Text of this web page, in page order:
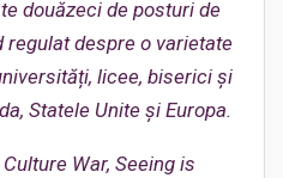
douăzeci de posturi de
regulat despre o varietate
licee, biserici și
Statele Unite și Europa.
War, Seeing is